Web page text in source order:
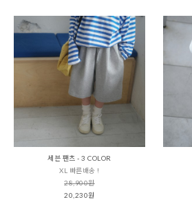
세븐 팬츠 - 3 COLOR
XL 빠른배송 !
28,900원
20,230원